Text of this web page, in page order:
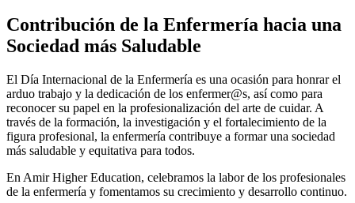
Contribución de la Enfermería hacia una
Sociedad más Saludable
El Día Internacional de la Enfermería es una ocasión para honrar el
arduo trabajo y la dedicación de los enfermer@s, así como para
reconocer su papel en la profesionalización del arte de cuidar. A
través de la formación, la investigación y el fortalecimiento de la
figura profesional, la enfermería contribuye a formar una sociedad
más saludable y equitativa para todos.
En Amir Higher Education, celebramos la labor de los profesionales
de la enfermería y fomentamos su crecimiento y desarrollo continuo.